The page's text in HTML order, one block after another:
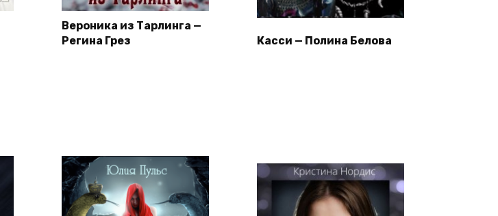
Вероника из Тарлинга —
Регина Грез
Касси — Полина Белова